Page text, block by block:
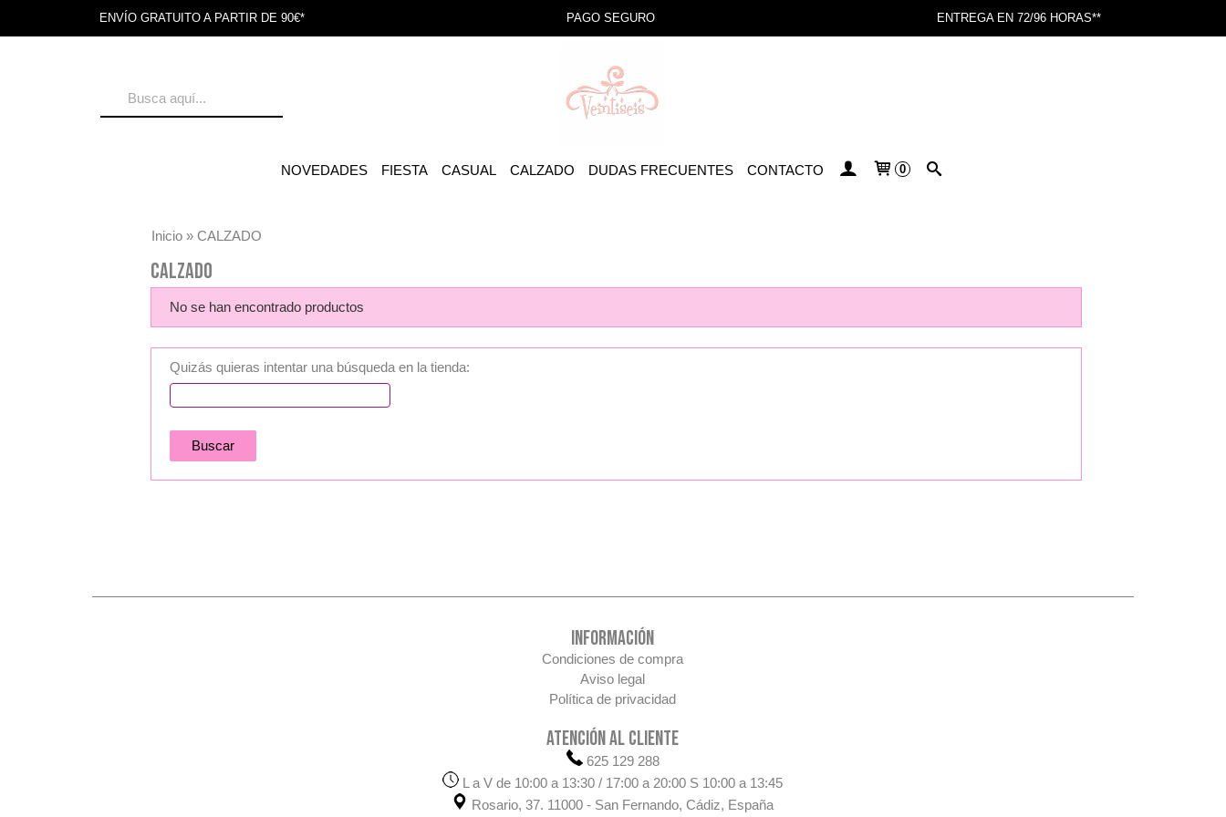
ENVÍO GRATUITO A PARTIR DE 90€* PAGO SEGURO ENTREGA EN 72/96 HORAS**
NOVEDADES FIESTA CASUAL CALZADO DUDAS FRECUENTES CONTACTO 0
Inicio» CALZADO
CALZADO
No se han encontrado productos
Quizás quieras intentar una búsqueda en la tienda:
INFORMACIÓN
Condiciones de compra
Aviso legal
Política de privacidad
ATENCIÓN AL CLIENTE
625 129 288
L a V de 10:00 a 13:30 / 17:00 a 20:00 S 10:00 a 13:45
Rosario, 37. 11000 - San Fernando, Cádiz, España